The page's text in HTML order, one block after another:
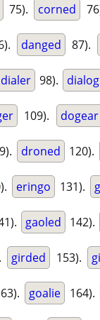
75). corned
danged 87).
dialer 98). dialog
109). dogear
droned 120).
eringo 131).
gaoled 142).
girded 153).
goalie 164).